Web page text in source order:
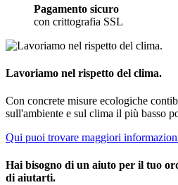
Pagamento sicuro
con crittografia SSL
Lavoriamo nel rispetto del clima.
Con concrete misure ecologiche
sull'ambiente e sul clima il più basso
Qui puoi trovare maggiori
Hai bisogno di un aiuto per il tuo
di aiutarti.